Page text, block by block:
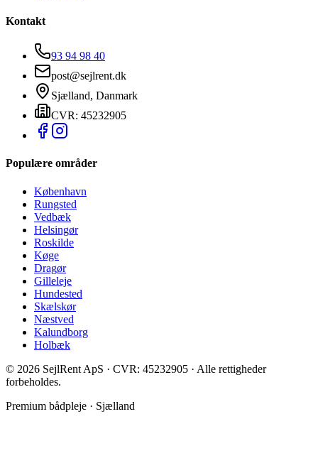
Kontakt
93 94 98 40
post@sejlrent.dk
Sjælland, Danmark
CVR: 45232905
Populære områder
København
Rungsted
Vedbæk
Helsingør
Roskilde
Køge
Dragør
Gilleleje
Hundested
Skælskør
Næstved
Kalundborg
Holbæk
© 2026 SejlRent ApS · CVR: 45232905 · Alle rettigheder
forbeholdes.
Premium bådpleje · Sjælland